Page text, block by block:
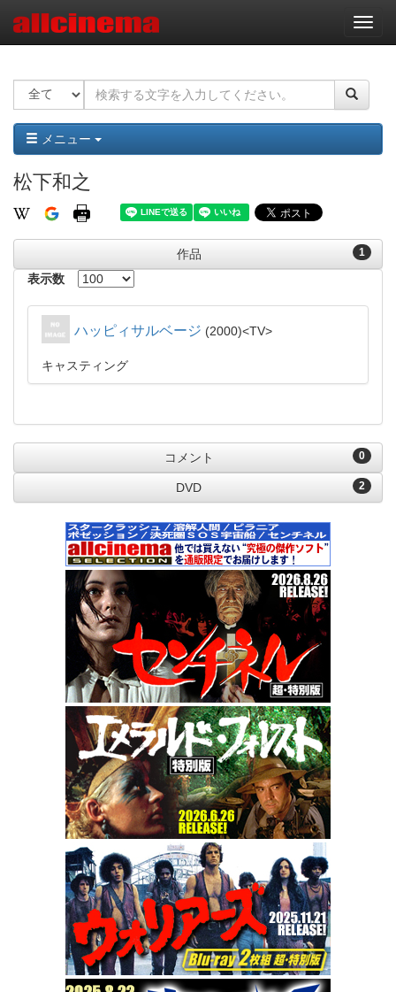
ナ
ビ
ー
ョ
ン
メニュー
松下和之
1
作品
表示数
ハッピィサルベージ 2000 TV
キャスティング
0
コメント
2
DVD